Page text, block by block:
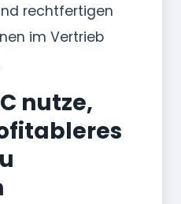
rechtfertigen
im Vertrieb
nutze,